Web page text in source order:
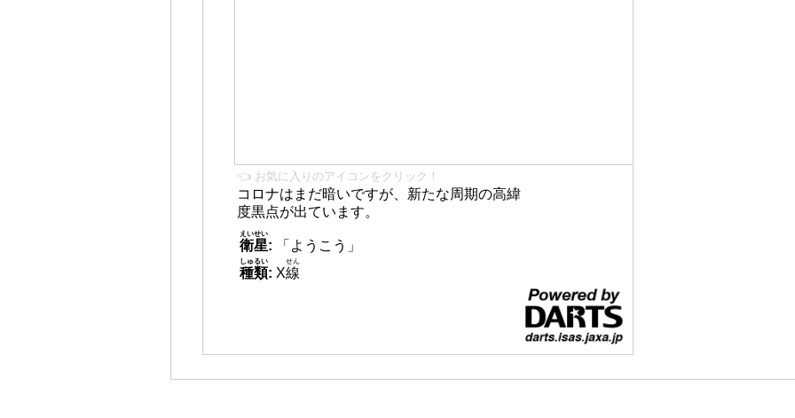
👈 お気に入りのアイコンをクリック！
コロナはまだ暗いですが、新たな周期の高緯
度黒点が出ています。
衛星
えいせい
:
「ようこう」
種類
しゅるい
: X線
せん